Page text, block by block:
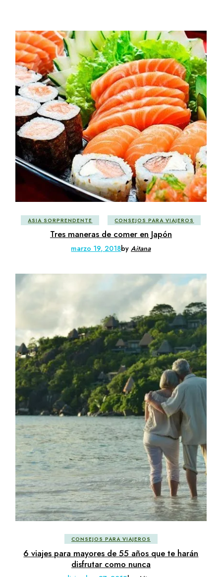
ASIA SORPRENDENTE CONSEJOS PARA VIAJEROS
Tres maneras de comer en Japón
marzo 19, 2018byAitana
CONSEJOS PARA VIAJEROS
6 viajes para mayores de 55 años que te harán
disfrutar como nunca